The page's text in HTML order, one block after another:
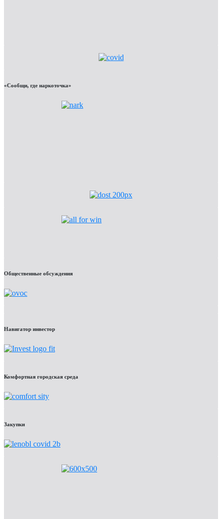
«Сообщи, где наркоточка»
Общественные обсуждения
Навигатор инвестор
Комфортная городская среда
Закупки